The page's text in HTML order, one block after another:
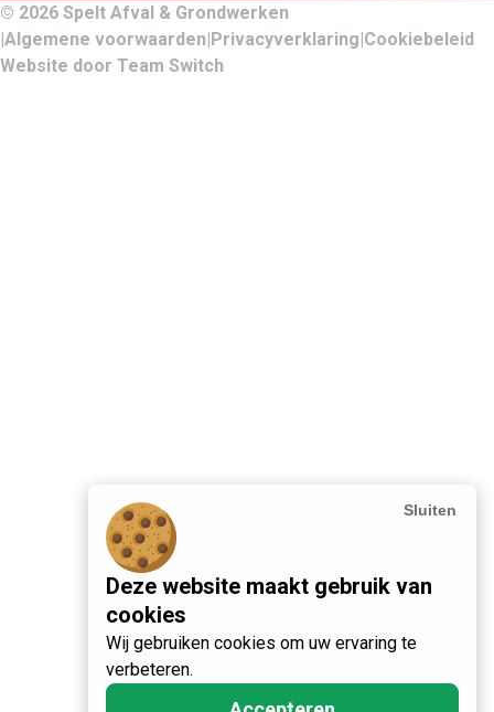
© 2026 Spelt Afval & Grondwerken
Algemene voorwaarden Privacyverklaring Cookiebeleid
Website door Team Switch
Sluiten
Deze website maakt gebruik van
cookies
Wij gebruiken cookies om uw ervaring te
verbeteren.